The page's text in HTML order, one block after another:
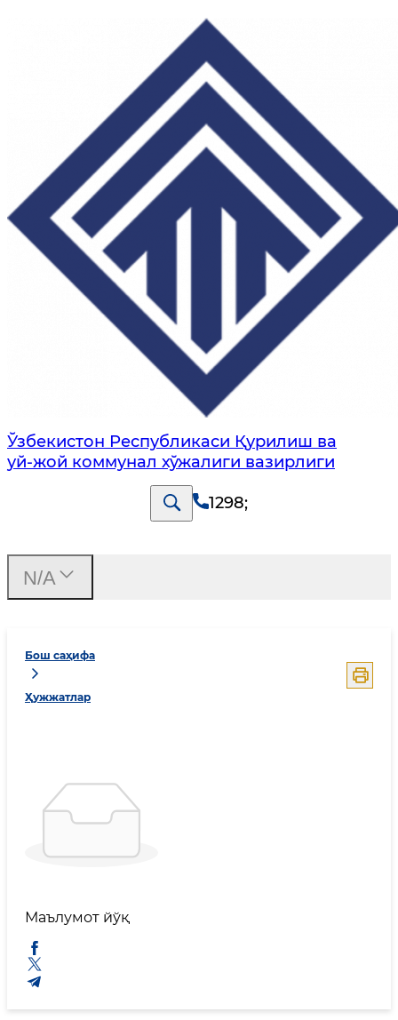
Ўзбекистон Республикаси Қурилиш ва
уй-жой коммунал хўжалиги вазирлиги
1298;
Бош саҳифа
Ҳужжатлар
Маълумот йўқ
N/A